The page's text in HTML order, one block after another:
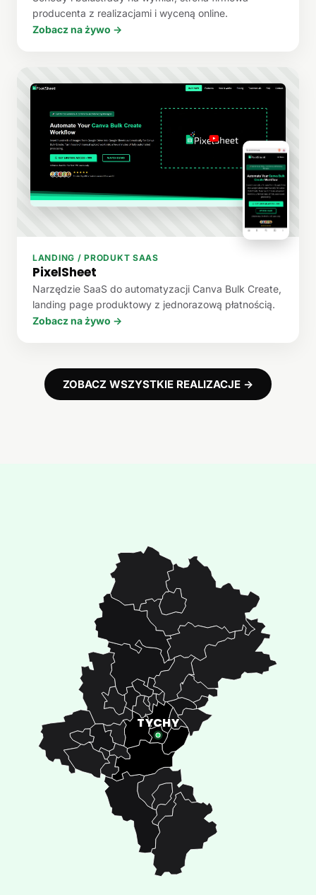
producenta z realizacjami i wyceną online.
Zobacz na żywo →
LANDING / PRODUKT SAAS
PixelSheet
Narzędzie SaaS do automatyzacji Canva Bulk Create,
landing page produktowy z jednorazową płatnością.
Zobacz na żywo →
ZOBACZ WSZYSTKIE REALIZACJE →